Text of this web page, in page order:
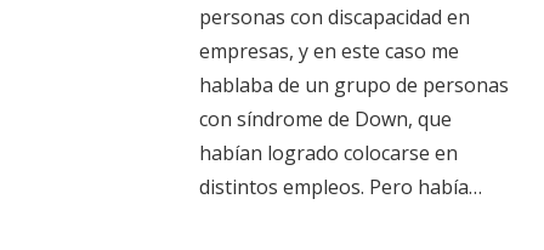
personas con discapacidad en
empresas, y en este caso me
hablaba de un grupo de personas
con síndrome de Down, que
habían logrado colocarse en
distintos empleos. Pero había…